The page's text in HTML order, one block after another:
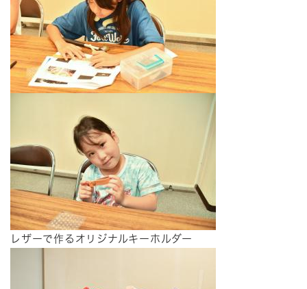
レザーで作るオリジナルキーホルダー